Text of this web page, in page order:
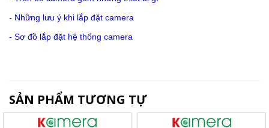
- Những lưu ý khi lắp đặt camera
- Sơ đồ lắp đặt hệ thống camera
SẢN PHẨM TƯƠNG TỰ